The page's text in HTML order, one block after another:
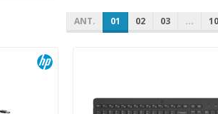
ANT. 01 02 03 ... 10